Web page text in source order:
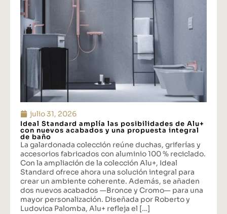
julio 31, 2026
Ideal Standard amplía las posibilidades de Alu+
con nuevos acabados y una propuesta integral
de baño
La galardonada colección reúne duchas, griferías y
accesorios fabricados con aluminio 100 % reciclado.
Con la ampliación de la colección Alu+, Ideal
Standard ofrece ahora una solución integral para
crear un ambiente coherente. Además, se añaden
dos nuevos acabados —Bronce y Cromo— para una
mayor personalización. Diseñada por Roberto y
Ludovica Palomba, Alu+ refleja el […]